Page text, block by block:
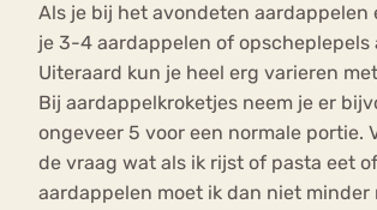
Als je bij het avondeten aardappelen
je 3-4 aardappelen of opscheplepels
Uiteraard kun je heel erg varieren
Bij aardappelkroketjes neem je er
ongeveer 5 voor een normale portie.
de vraag wat als ik rijst of pasta eet
aardappelen moet ik dan niet minder